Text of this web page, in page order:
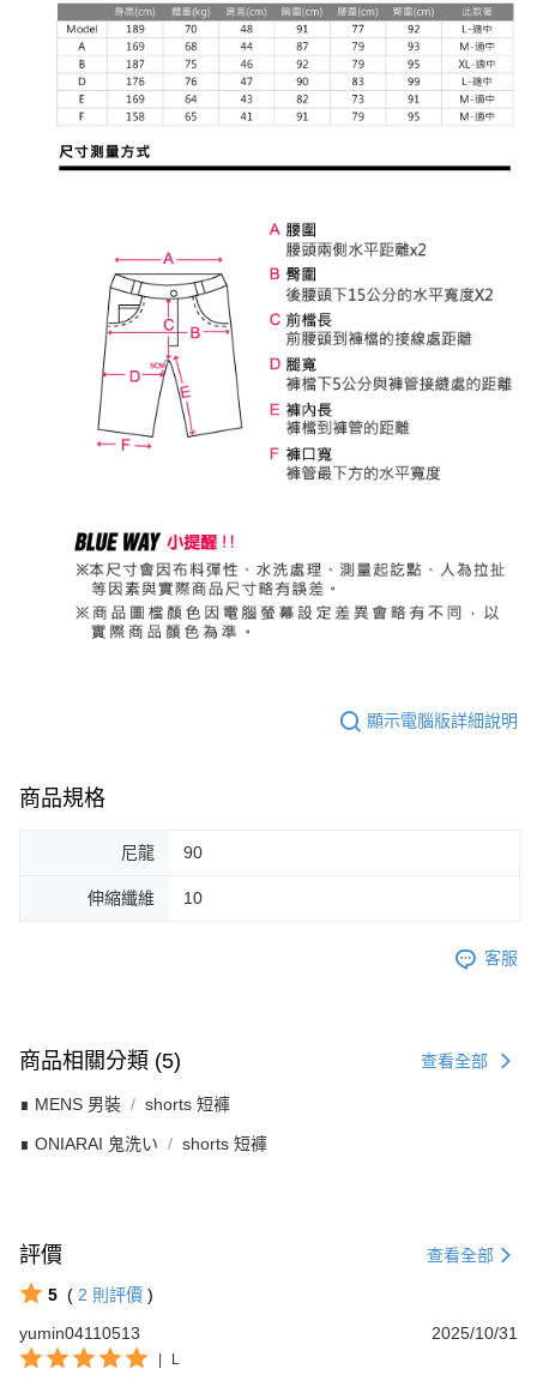
顯示電腦版詳細說明
商品規格
尼龍 90
伸縮纖維 10
客服
商品相關分類 (5) 查看全部
∎ MENS 男裝 shorts 短褲
∎ ONIARAI 鬼洗い shorts 短褲
評價 查看全部
5 ( 2 則評價 )
yumin04110513
2025/10/31
L